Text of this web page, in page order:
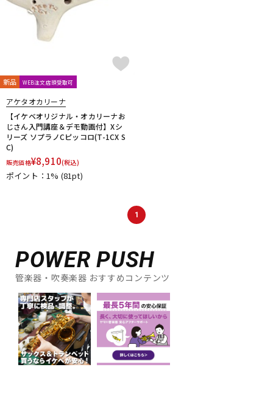
新品 WEB注文店頭受取可
アケタオカリーナ
【イケベオリジナル・オカリーナお
じさん入門講座＆デモ動画付】Xシ
リーズ ソプラノCピッコロ(T-1CX S
C)
販売価格¥8,910(税込)
ポイント：1% (81pt)
1
POWER PUSH
管楽器・吹奏楽器 おすすめコンテンツ